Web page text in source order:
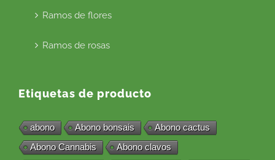
Ramos de flores
Ramos de rosas
Etiquetas de producto
abono Abono bonsais
Abono cactus
Abono Cannabis
Abono clavos